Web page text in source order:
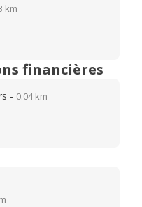
km
financières
- 0.04 km